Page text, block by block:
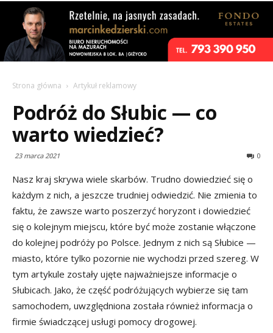
Strona główna Artykuł reklamowy
Podróż do Słubic — co
warto wiedzieć?
23 marca 2021 0
Nasz kraj skrywa wiele skarbów. Trudno dowiedzieć się o
każdym z nich, a jeszcze trudniej odwiedzić. Nie zmienia to
faktu, że zawsze warto poszerzyć horyzont i dowiedzieć
się o kolejnym miejscu, które być może zostanie włączone
do kolejnej podróży po Polsce. Jednym z nich są Słubice —
miasto, które tylko pozornie nie wychodzi przed szereg. W
tym artykule zostały ujęte najważniejsze informacje o
Słubicach. Jako, że część podróżujących wybierze się tam
samochodem, uwzględniona została również informacja o
firmie świadczącej usługi pomocy drogowej.